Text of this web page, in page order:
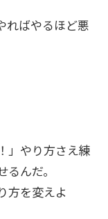
ればやるほど悪
」やり方さえ練
んだ。
方を変えよ